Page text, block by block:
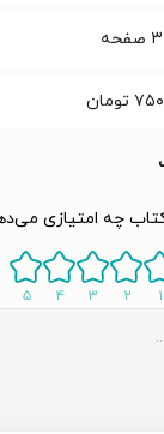
صفحه
تومان
چه امتیازی
۱ ۲ ۳ ۴ ۵